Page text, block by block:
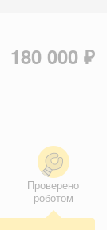
180 000 ₽
Проверено
роботом